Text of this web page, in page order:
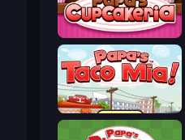
Papas Cupcakeria
Papa's Taco Mia